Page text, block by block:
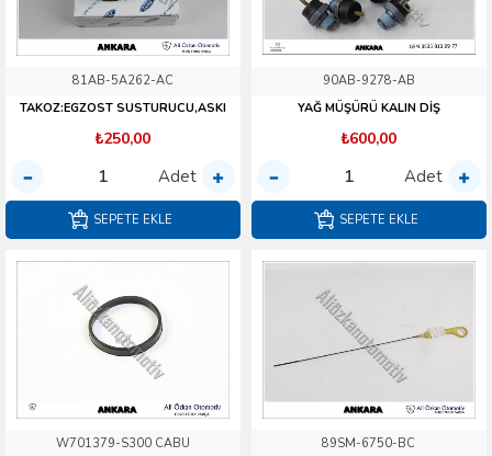
81AB-5A262-AC
TAKOZ:EGZOST SUSTURUCU,ASKI
₺250,00
Adet
SEPETE EKLE
90AB-9278-AB
YAĞ MÜŞÜRÜ KALIN DİŞ
₺600,00
Adet
SEPETE EKLE
W701379-S300 CABU
89SM-6750-BC